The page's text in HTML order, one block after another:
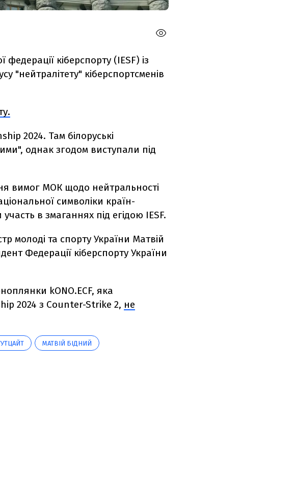
кіберспорту (IESF) із
"нейтралітету" кіберспортсменів
2024. Там білоруські
однак згодом виступали під
вимог МОК щодо нейтральності
символіки країн-
в змаганнях під егідою IESF.
молоді та спорту України Матвій
Федерації кіберспорту України
kONO.ECF, яка
2024 з Counter-Strike 2, не
МАТВІЙ БІДНИЙ